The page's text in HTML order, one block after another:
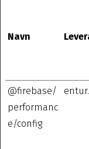
Navn
@firebase/
performanc
e/config